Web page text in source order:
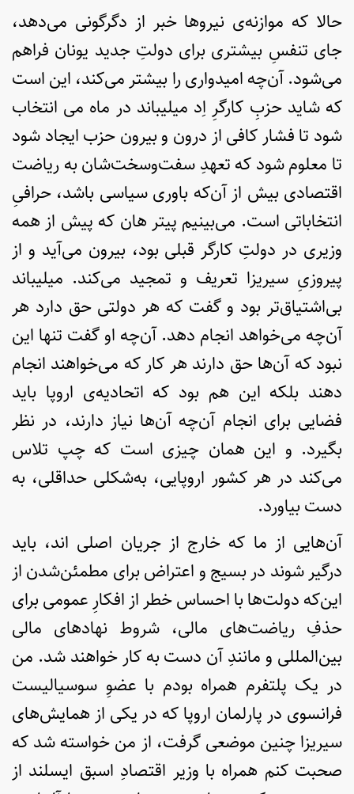
حالا که موازنه‌ی نیروها خبر از دگرگونی می‌دهد،
جای تنفسِ بیشتری برای دولتِ جدید یونان فراهم
می‌شود. آن‌چه امیدواری را بیشتر می‌کند، این است
که شاید حزبِ کارگرِ اِد میلیباند در ماه می انتخاب
شود تا فشار کافی از درون و بیرون حزب ایجاد شود
تا معلوم شود که تعهدِ سفت‌وسخت‌شان به ریاضت
اقتصادی بیش از آن‌که باوری سیاسی باشد، حرافیِ
انتخاباتی است. می‌بینیم پیتر هان که پیش از همه
وزیری در دولتِ کارگر قبلی بود، بیرون می‌آید و از
پیروزیِ سیریزا تعریف و تمجید می‌کند. میلیباند
بی‌اشتیاق‌تر بود و گفت که هر دولتی حق دارد هر
آن‌چه می‌خواهد انجام دهد. آن‌چه او گفت تنها این
نبود که آن‌ها حق دارند هر کار که می‌خواهند انجام
دهند بلکه این هم بود که اتحادیه‌ی اروپا باید
فضایی برای انجام آن‌چه آن‌ها نیاز دارند، در نظر
بگیرد. و این همان چیزی است که چپ تلاس
می‌کند در هر کشور اروپایی، به‌شکلی حداقلی، به
دست بیاورد.
آن‌هایی از ما که خارج از جریان اصلی اند، باید
درگیر شوند در بسیج و اعتراض برای مطمئن‌شدن از
این‌که دولت‌ها با احساس خطر از افکارِ عمومی برای
حذفِ ریاضت‌های مالی، شروط نهادهای مالی
بین‌المللی و مانندِ آن دست به کار خواهند شد. من
در یک پلتفرم همراه بودم با عضوِ سوسیالیست
فرانسوی در پارلمان اروپا که در یکی از همایش‌های
سیریزا چنین موضعی گرفت، از من خواسته شد که
صحبت کنم همراه با وزیر اقتصادِ اسبق ایسلند از